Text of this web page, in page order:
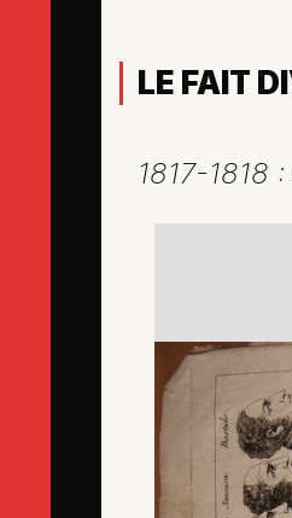
LE FAIT
1817-1818